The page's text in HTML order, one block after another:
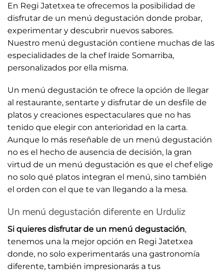
En Regi Jatetxea te ofrecemos la posibilidad de
disfrutar de un menú degustación donde probar,
experimentar y descubrir nuevos sabores.
Nuestro menú degustación contiene muchas de las
especialidades de la chef Iraide Somarriba,
personalizados por ella misma.
Un menú degustación te ofrece la opción de llegar
al restaurante, sentarte y disfrutar de un desfile de
platos y creaciones espectaculares que no has
tenido que elegir con anterioridad en la carta.
Aunque lo más reseñable de un menú degustación
no es el hecho de ausencia de decisión, la gran
virtud de un menú degustación es que el chef elige
no solo qué platos integran el menú, sino también
el orden con el que te van llegando a la mesa.
Un menú degustación diferente en Urduliz
Si quieres disfrutar de un menú degustación,
tenemos una la mejor opción en Regi Jatetxea
donde, no solo experimentarás una gastronomía
diferente, también impresionarás a tus